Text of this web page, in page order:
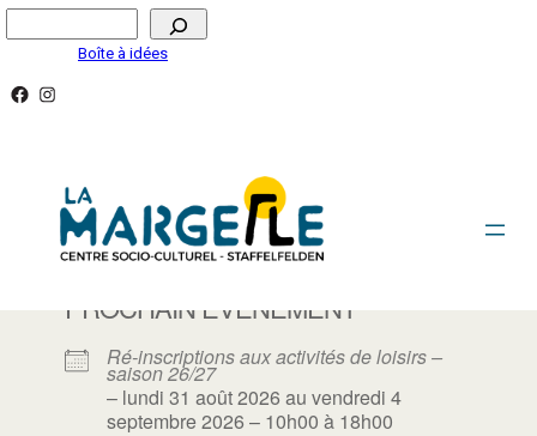
Aller
au
Facebook
Instagram
Boîte à idées
ACTIVITÉS ADULTES/SENIORS
PROCHAIN ÉVÈNEMENT
Ré-inscriptions aux activités de loisirs –
saison 26/27
– lundi 31 août 2026 au vendredi 4
septembre 2026 – 10h00 à 18h00